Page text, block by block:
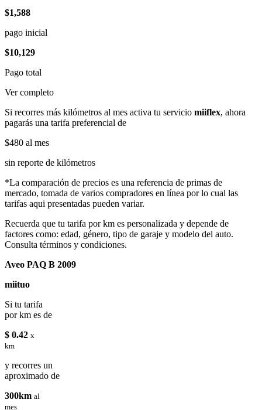
$1,588
pago inicial
$10,129
Pago total
Ver completo
Si recorres más kilómetros al mes activa tu servicio miiflex, ahora
pagarás una tarifa preferencial de
$480 al mes
sin reporte de kilómetros
*La comparación de precios es una referencia de primas de
mercado, tomada de varios compradores en línea por lo cual las
tarifas aqui presentadas pueden variar.
Recuerda que tu tarifa por km es personalizada y depende de
factores como: edad, género, tipo de garaje y modelo del auto.
Consulta términos y condiciones.
Aveo PAQ B 2009
miituo
Si tu tarifa
por km es de
$ 0.42 x
km
y recorres un
aproximado de
300km al
mes